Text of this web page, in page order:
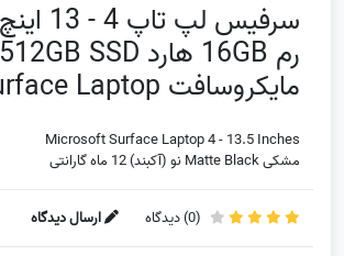
رم 16GB هارد 512GB SSD
مایکروسافت Surface Laptop
Microsoft Surface Laptop 4 - 13.5 Inches
مشکی Matte Black نو (آکبند) 12 ماه گارانتی
(
0) دیدگاه ارسال دیدگاه